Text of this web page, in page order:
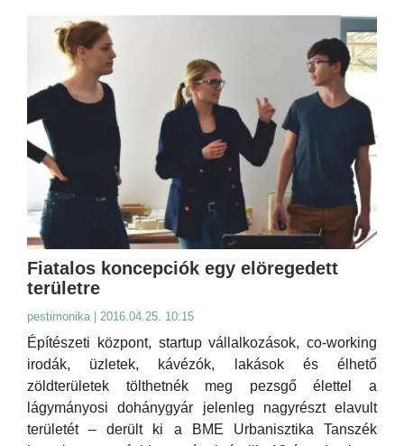
Fiatalos koncepciók egy elöregedett
területre
pestimonika | 2016.04.25. 10:15
Építészeti központ, startup vállalkozások, co-working
irodák, üzletek, kávézók, lakások és élhető
zöldterületek tölthetnék meg pezsgő élettel a
lágymányosi dohánygyár jelenleg nagyrészt elavult
területét – derült ki a BME Urbanisztika Tanszék